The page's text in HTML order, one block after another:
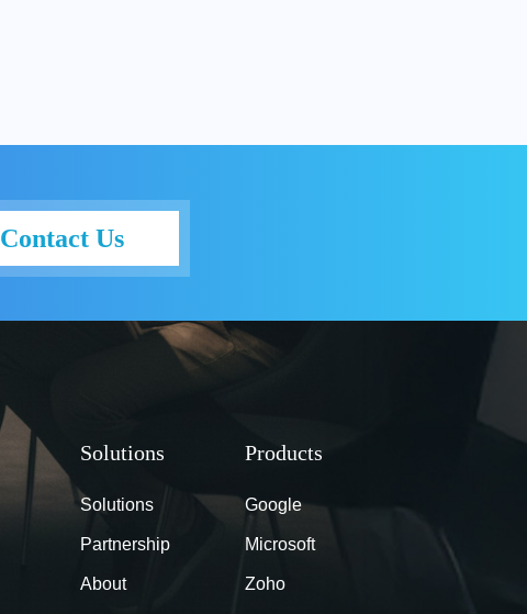
Contact Us
Solutions
Partnership
About
Google
Microsoft
Zoho